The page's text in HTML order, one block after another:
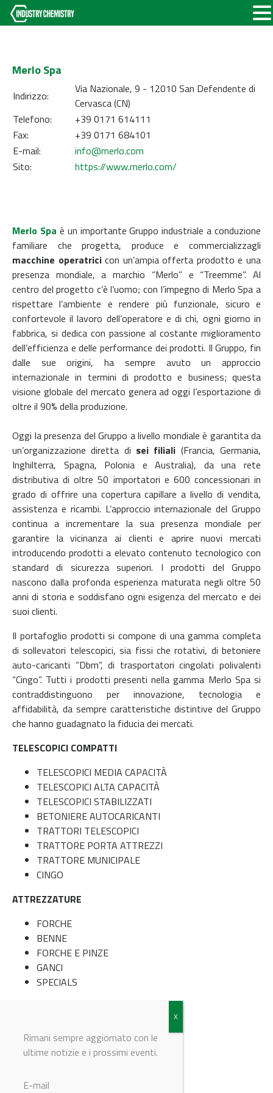
Merlo Spa
Indirizzo:
Via Nazionale, 9 - 12010 San Defendente di
Cervasca (CN)
Telefono:
+39 0171 614111
Fax:
+39 0171 684101
E-mail:
info@merlo.com
Sito:
https://www.merlo.com/
Merlo Spa è un importante Gruppo industriale a conduzione
familiare che progetta, produce e commercializzagli
macchine operatricicon un’ampia offerta prodotto e una
presenza mondiale, a marchio “Merlo” e “Treemme”. Al
centro del progetto c’è l’uomo; con l’impegno di Merlo Spa a
rispettare l’ambiente e rendere più funzionale, sicuro e
confortevole il lavoro dell’operatore e di chi, ogni giorno in
fabbrica, si dedica con passione al costante miglioramento
dell’efficienza e delle performance dei prodotti. Il Gruppo, fin
dalle sue origini, ha sempre avuto un approccio
internazionale in termini di prodotto e business; questa
visione globale del mercato genera ad oggi l’esportazione di
oltre il 90% della produzione.
Oggi la presenza del Gruppo a livello mondiale è garantita da
un’organizzazione diretta di sei filiali (Francia, Germania,
Inghilterra, Spagna, Polonia e Australia), da una rete
distributiva di oltre 50 importatori e 600 concessionari in
grado di offrire una copertura capillare a livello di vendita,
assistenza e ricambi. L’approccio internazionale del Gruppo
continua a incrementare la sua presenza mondiale per
garantire la vicinanza ai clienti e aprire nuovi mercati
introducendo prodotti a elevato contenuto tecnologico con
standard di sicurezza superiori. I prodotti del Gruppo
nascono dalla profonda esperienza maturata negli oltre 50
anni di storia e soddisfano ogni esigenza del mercato e dei
suoi clienti.
Il portafoglio prodotti si compone di una gamma completa
di sollevatori telescopici, sia fissi che rotativi, di betoniere
auto-caricanti “Dbm”, di trasportatori cingolati polivalenti
“Cingo”. Tutti i prodotti presenti nella gamma Merlo Spa si
contraddistinguono per innovazione, tecnologia e
affidabilità, da sempre caratteristiche distintive del Gruppo
che hanno guadagnato la fiducia dei mercati.
TELESCOPICI COMPATTI
TELESCOPICI MEDIA CAPACITÀ
TELESCOPICI ALTA CAPACITÀ
TELESCOPICI STABILIZZATI
BETONIERE AUTOCARICANTI
TRATTORI TELESCOPICI
TRATTORE PORTA ATTREZZI
TRATTORE MUNICIPALE
CINGO
ATTREZZATURE
FORCHE
BENNE
FORCHE E PINZE
GANCI
SPECIALS
Rimani sempre aggiornato con le
ultime notizie e i prossimi eventi.
E-mail